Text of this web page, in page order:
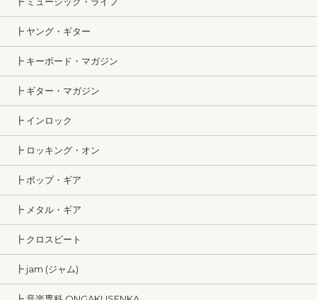
┣ ヤング・ギター
┣ キーボード・マガジン
┣ ギター・マガジン
┣ インロック
┣ ロッキング・オン
┣ ポップ・ギア
┣ メタル・ギア
┣ クロスビート
┣ jam (ジャム)